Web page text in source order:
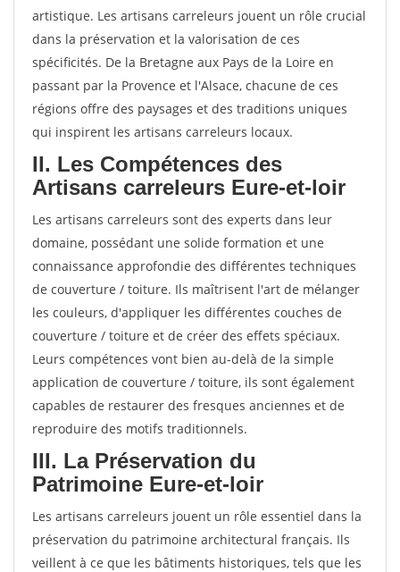
artistique. Les artisans carreleurs jouent un rôle crucial
dans la préservation et la valorisation de ces
spécificités. De la Bretagne aux Pays de la Loire en
passant par la Provence et l'Alsace, chacune de ces
régions offre des paysages et des traditions uniques
qui inspirent les artisans carreleurs locaux.
II. Les Compétences des
Artisans carreleurs Eure-et-loir
Les artisans carreleurs sont des experts dans leur
domaine, possédant une solide formation et une
connaissance approfondie des différentes techniques
de couverture / toiture. Ils maîtrisent l'art de mélanger
les couleurs, d'appliquer les différentes couches de
couverture / toiture et de créer des effets spéciaux.
Leurs compétences vont bien au-delà de la simple
application de couverture / toiture, ils sont également
capables de restaurer des fresques anciennes et de
reproduire des motifs traditionnels.
III. La Préservation du
Patrimoine Eure-et-loir
Les artisans carreleurs jouent un rôle essentiel dans la
préservation du patrimoine architectural français. Ils
veillent à ce que les bâtiments historiques, tels que les